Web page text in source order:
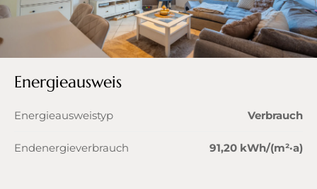
Energieausweis
Energieausweistyp Verbrauch
Endenergieverbrauch 91,20 kWh/(m²·a)